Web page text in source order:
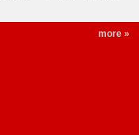
more »